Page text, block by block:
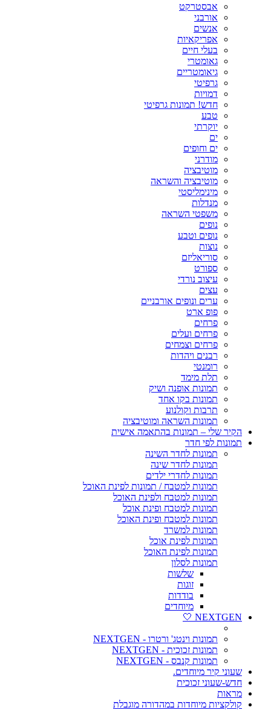
אבסטרקט
אורבני
אנשים
אפריקאיות
בעלי חיים
גאומטרי
גיאומטריים
גרפיטי
דמויות
חדש! תמונות גרפיטי
טבע
יוקרתי
ים
ים וחופים
מודרני
מוטיבציה
מוטיבציה והשראה
מינימליסטי
מנדלות
משפטי השראה
נופים
נופים וטבע
נוצות
סוריאליזם
ספורט
עיצוב נורדי
עצים
ערים ונופים אורבניים
פופ ארט
פרחים
פרחים ועלים
פרחים וצמחים
רבנים ויהדות
רומנטי
תלת מימד
תמונות אופנה ושיק
תמונות בקו אחד
תרבות וקולנוע
תמונות השראה ומוטיבציה
הקיר שלי – תמונות בהתאמה אישית
תמונות לפי חדר
תמונות לחדר השינה
תמונות לחדר שינה
תמונות לחדרי ילדים
תמונות למטבח / תמונות לפינת האוכל
תמונות למטבח ולפינת האוכל
תמונות למטבח ופינת אוכל
תמונות למטבח ופינת האוכל
תמונות למשרד
תמונות לפינת אוכל
תמונות לפינת האוכל
תמונות לסלון
שלשות
זוגות
בודדות
מיוחדים
NEXTGEN 🤍
תמונות וינטג' ורטרו - NEXTGEN
תמונות זכוכית - NEXTGEN
תמונות קנבס - NEXTGEN
שעוני קיר מיוחדים.
חדש-שעוני זכוכית
מראות
קולקציות מיוחדות במהדורה מוגבלת